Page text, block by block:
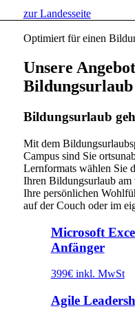
zur Landesseite
Optimiert für einen
Unsere
Bildungsurlaub
Bildungsurlaub
Mit dem
Campus sind Sie
Lernformats wählen Sie
Ihren Bildungsurlaub
Ihre persönlichen
auf der Couch oder im
Microsoft
Anfänger
399€ inkl. MwSt
Agile